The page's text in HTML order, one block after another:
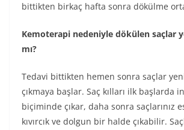
bittikten birkaç hafta sonra dökülme
Kemoterapi nedeniyle dökülen saçlar
mı?
Tedavi bittikten hemen sonra saçlar
çıkmaya başlar. Saç kılları ilk başlarda
biçiminde çıkar, daha sonra saçlarınız
kıvırcık ve dolgun bir halde çıkabilir.